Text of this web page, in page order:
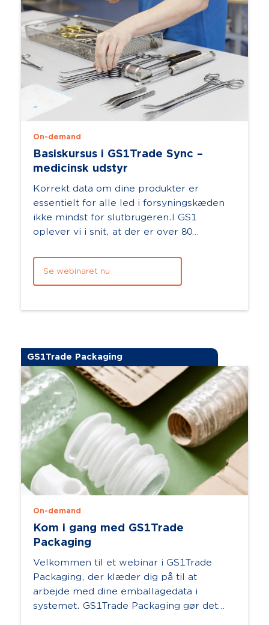
On-demand
Basiskursus i GS1Trade Sync –
medicinsk udstyr
Korrekt data om dine produkter er
essentielt for alle led i forsyningskæden
ikke mindst for slutbrugeren.I GS1
oplever vi i snit, at der er over 80
blive bÃ...
Se webinaret nu
GS1Trade Packaging
On-demand
Kom i gang med GS1Trade
Packaging
Velkommen til et webinar i GS1Trade
Packaging, der klæder dig på til at
arbejde med dine emballagedata i
systemet. GS1Trade Packaging gør det